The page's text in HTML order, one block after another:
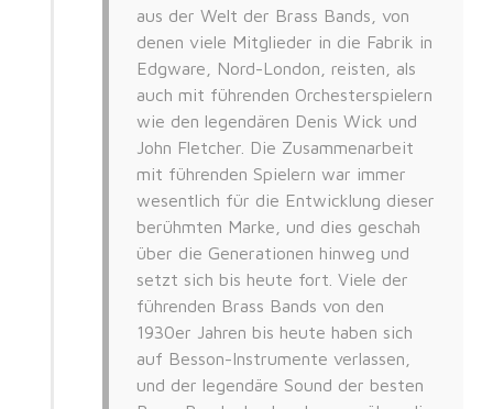
aus der Welt der Brass Bands, von
denen viele Mitglieder in die Fabrik in
Edgware, Nord-London, reisten, als
auch mit führenden Orchesterspielern
wie den legendären Denis Wick und
John Fletcher. Die Zusammenarbeit
mit führenden Spielern war immer
wesentlich für die Entwicklung dieser
berühmten Marke, und dies geschah
über die Generationen hinweg und
setzt sich bis heute fort. Viele der
führenden Brass Bands von den
1930er Jahren bis heute haben sich
auf Besson-Instrumente verlassen,
und der legendäre Sound der besten